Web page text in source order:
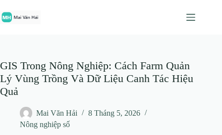
đến
phần
GIS Trong Nông Nghiệp: Cách Farm Quản
Lý Vùng Trồng Và Dữ Liệu Canh Tác Hiệu
Quả
Mai Văn Hải
8 Tháng 5, 2026
Nông nghiệp số